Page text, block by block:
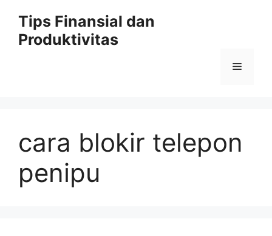
content
Tips Finansial dan
Produktivitas
Menu
cara blokir telepon
penipu